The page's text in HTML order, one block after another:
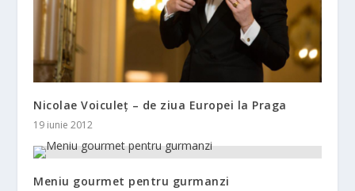
Nicolae Voiculeț – de ziua Europei la Praga
19 iunie 2012
Meniu gourmet pentru gurmanzi